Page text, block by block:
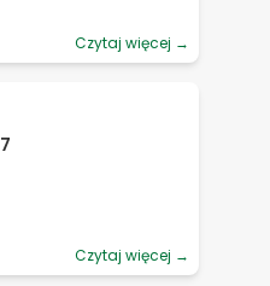
Czytaj więcej →
Czytaj więcej →